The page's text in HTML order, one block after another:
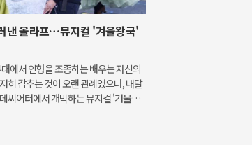
낸 올라프…뮤지컬 '겨울왕국'
에서 인형을 조종하는 배우는 자신의
히 감추는 것이 오랜 관례였으나, 내달
씨어터에서 개막하는 뮤지컬 '겨울왕